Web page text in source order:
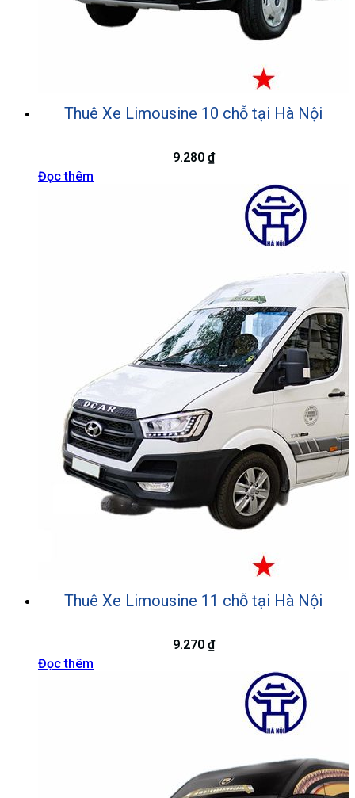
Thuê Xe Limousine 10 chỗ tại Hà Nội
9.280 ₫
Đọc thêm
Thuê Xe Limousine 11 chỗ tại Hà Nội
9.270 ₫
Đọc thêm